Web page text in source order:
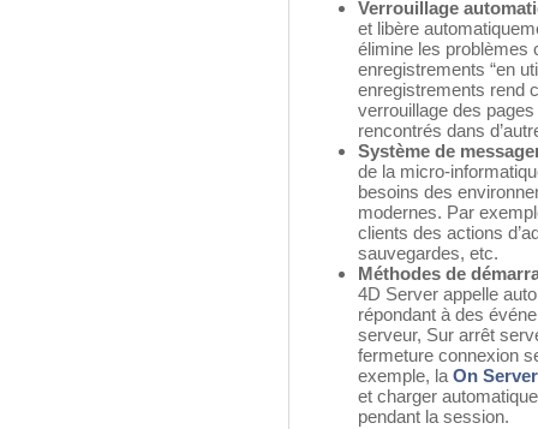
Verrouillage
et libère
élimine les problèmes
enregistrements “en
enregistrements rend
verrouillage des
rencontrés dans
Système de
de la micro-
besoins des
modernes. Par
clients des actions
sauvegardes, etc.
Méthodes de
4D Server appelle
répondant à des
serveur, Sur arrêt
fermeture connexion
exemple, la On
et charger
pendant la session.